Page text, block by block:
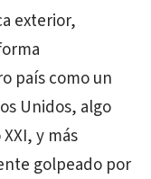
exterior,
país como un
Unidos, algo
y más
golpeado por